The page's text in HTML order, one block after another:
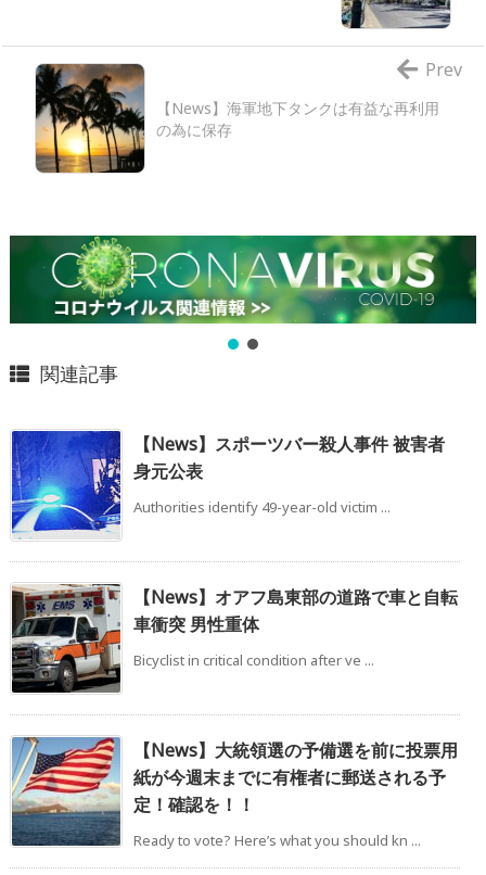
【News】海軍地下タンクは有益な再利用
の為に保存
Prev
関連記事
【News】スポーツバー殺人事件 被害者
身元公表
Authorities identify 49-year-old victim ...
【News】オアフ島東部の道路で車と自転
車衝突 男性重体
Bicyclist in critical condition after ve ...
【News】大統領選の予備選を前に投票用
紙が今週末までに有権者に郵送される予
定！確認を！！
Ready to vote? Here’s what you should kn ...